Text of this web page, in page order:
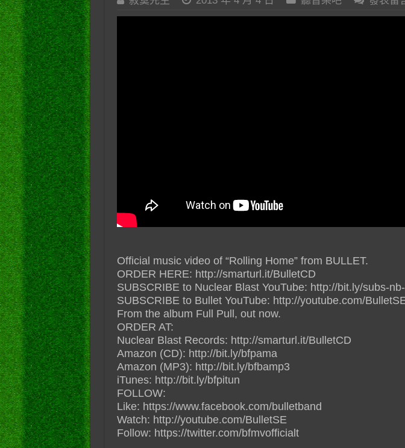
Official music video of “Rolling Home” from BULLET.
ORDER HERE: http://smarturl.it/BulletCD
SUBSCRIBE to Nuclear Blast YouTube: http://bit.ly/subs-
SUBSCRIBE to Bullet YouTube: http://youtube.com/
From the album Full Pull, out now.
ORDER AT:
Nuclear Blast Records: http://smarturl.it/BulletCD
Amazon (CD): http://bit.ly/bfpama
Amazon (MP3): http://bit.ly/bfbamp3
iTunes: http://bit.ly/bfpitun
FOLLOW:
Like: https://www.facebook.com/bulletband
Watch: http://youtube.com/BulletSE
Follow: https://twitter.com/bfmvofficialt